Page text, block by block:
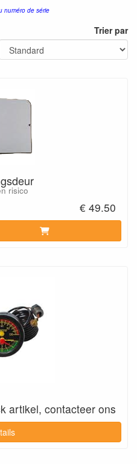
numéro de série
Trier par
risico
€ 49.50
artikel, contacteer ons